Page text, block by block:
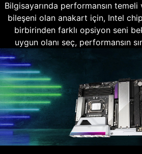
Bilgisayarında performansın temeli
bileşeni olan anakart için, Intel
birbirinden farklı opsiyon seni
uygun olanı seç, performansın